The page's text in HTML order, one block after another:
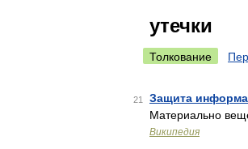
утечки
Толкование
21 Защита
Материально
Википедия